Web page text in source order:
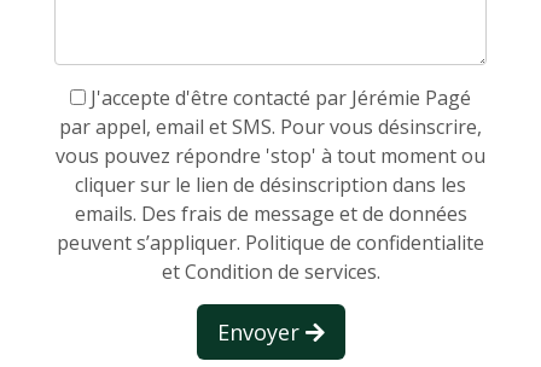
J'accepte d'être contacté par Jérémie Pagé
par appel, email et SMS. Pour vous désinscrire,
vous pouvez répondre 'stop' à tout moment ou
cliquer sur le lien de désinscription dans les
emails. Des frais de message et de données
peuvent s’appliquer. Politique de confidentialite
et Condition de services.
Envoyer